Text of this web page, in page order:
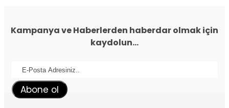
Kampanya ve Haberlerden haberdar olmak için
kaydolun...
Abone ol